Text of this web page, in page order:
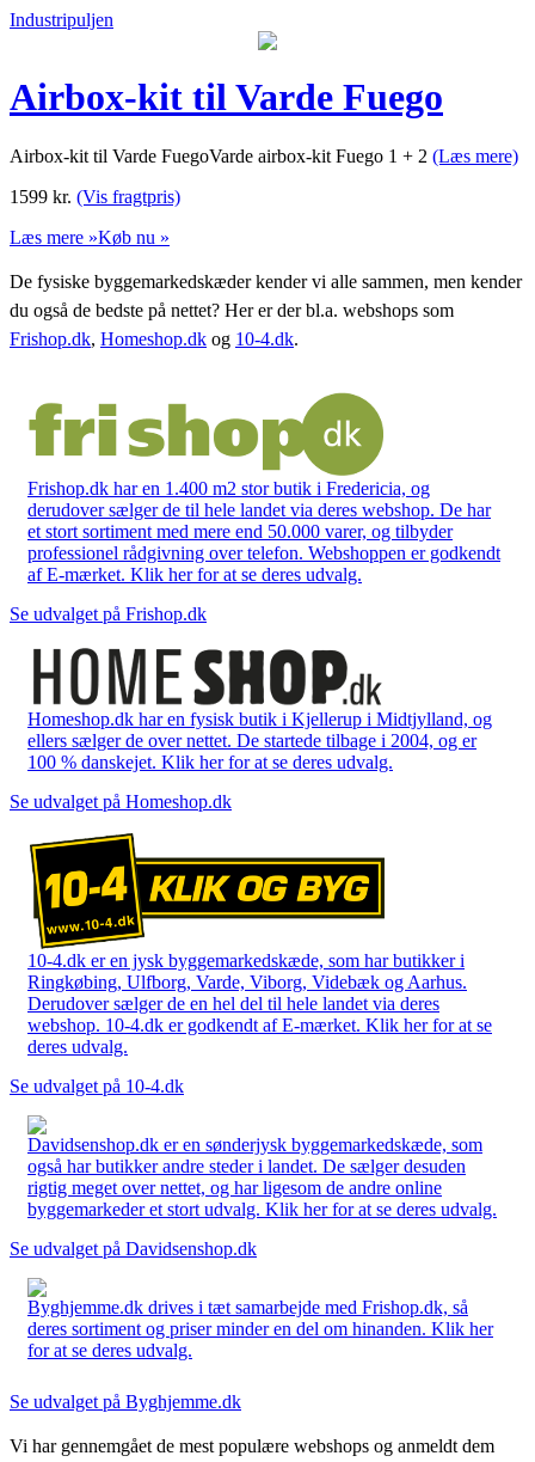
Industripuljen
Airbox-kit til Varde Fuego
Airbox-kit til Varde FuegoVarde airbox-kit Fuego 1 + 2 (Læs mere)
1599 kr. (Vis fragtpris)
Læs mere »Køb nu »
De fysiske byggemarkedskæder kender vi alle sammen, men kender
du også de bedste på nettet? Her er der bl.a. webshops som
Frishop.dk, Homeshop.dk og 10-4.dk.
Frishop.dk har en 1.400 m2 stor butik i Fredericia, og
derudover sælger de til hele landet via deres webshop. De har
et stort sortiment med mere end 50.000 varer, og tilbyder
professionel rådgivning over telefon. Webshoppen er godkendt
af E-mærket. Klik her for at se deres udvalg.
Se udvalget på Frishop.dk
Homeshop.dk har en fysisk butik i Kjellerup i Midtjylland, og
ellers sælger de over nettet. De startede tilbage i 2004, og er
100 % danskejet. Klik her for at se deres udvalg.
Se udvalget på Homeshop.dk
10-4.dk er en jysk byggemarkedskæde, som har butikker i
Ringkøbing, Ulfborg, Varde, Viborg, Videbæk og Aarhus.
Derudover sælger de en hel del til hele landet via deres
webshop. 10-4.dk er godkendt af E-mærket. Klik her for at se
deres udvalg.
Se udvalget på 10-4.dk
Davidsenshop.dk er en sønderjysk byggemarkedskæde, som
også har butikker andre steder i landet. De sælger desuden
rigtig meget over nettet, og har ligesom de andre online
byggemarkeder et stort udvalg. Klik her for at se deres udvalg.
Se udvalget på Davidsenshop.dk
Byghjemme.dk drives i tæt samarbejde med Frishop.dk, så
deres sortiment og priser minder en del om hinanden. Klik her
for at se deres udvalg.
Se udvalget på Byghjemme.dk
Vi har gennemgået de mest populære webshops og anmeldt dem